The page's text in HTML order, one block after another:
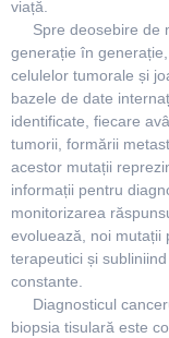
viață.
Spre deosebire de
generație în
celulelor tumorale și
bazele de date
identificate, fiecare
tumorii, formării
acestor mutații
informații pentru
monitorizarea
evoluează, noi mutații
terapeutici și
constante.
Diagnosticul
biopsia tisulară este